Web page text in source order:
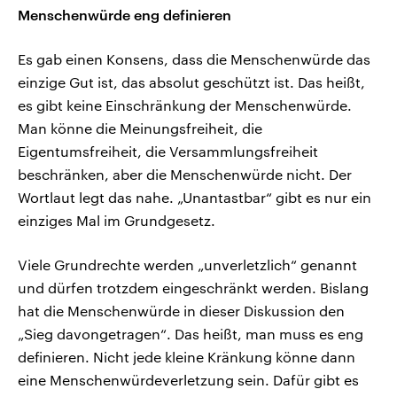
Menschenwürde eng definieren
Es gab einen Konsens, dass die Menschenwürde das
einzige Gut ist, das absolut geschützt ist. Das heißt,
es gibt keine Einschränkung der Menschenwürde.
Man könne die Meinungsfreiheit, die
Eigentumsfreiheit, die Versammlungsfreiheit
beschränken, aber die Menschenwürde nicht. Der
Wortlaut legt das nahe. „Unantastbar“ gibt es nur ein
einziges Mal im Grundgesetz.
Viele Grundrechte werden „unverletzlich“ genannt
und dürfen trotzdem eingeschränkt werden. Bislang
hat die Menschenwürde in dieser Diskussion den
„Sieg davongetragen“. Das heißt, man muss es eng
definieren. Nicht jede kleine Kränkung könne dann
eine Menschenwürdeverletzung sein. Dafür gibt es